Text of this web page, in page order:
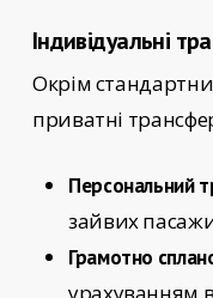
Індивідуальні
Окрім
приватні
Персональний
зайвих
Грамотно